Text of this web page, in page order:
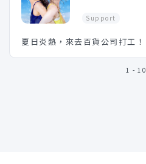
Support
夏日炎熱，來去百貨公司打工！
1 - 10